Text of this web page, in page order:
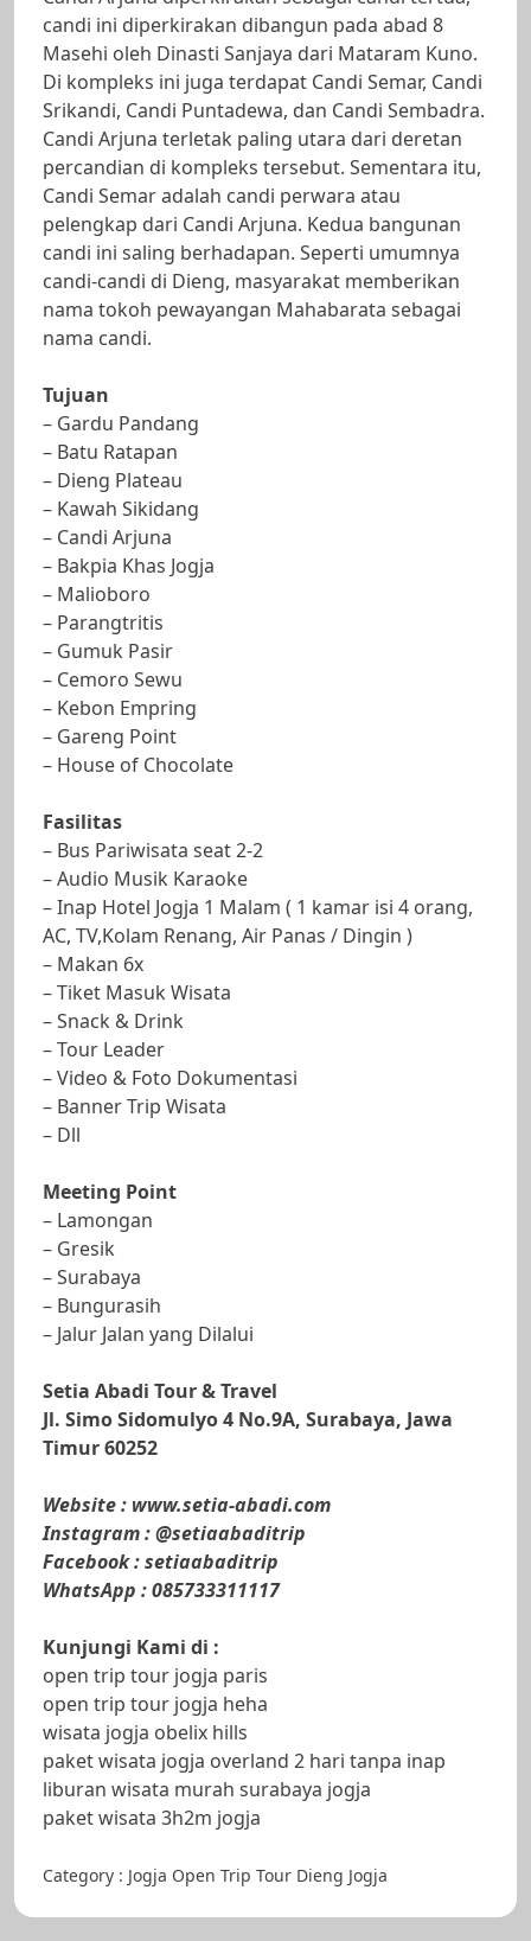
candi ini diperkirakan dibangun pada abad 8
Masehi oleh Dinasti Sanjaya dari Mataram Kuno.
Di kompleks ini juga terdapat Candi Semar, Candi
Srikandi, Candi Puntadewa, dan Candi Sembadra.
Candi Arjuna terletak paling utara dari deretan
percandian di kompleks tersebut. Sementara itu,
Candi Semar adalah candi perwara atau
pelengkap dari Candi Arjuna. Kedua bangunan
candi ini saling berhadapan. Seperti umumnya
candi-candi di Dieng, masyarakat memberikan
nama tokoh pewayangan Mahabarata sebagai
nama candi.
Tujuan
– Gardu Pandang
– Batu Ratapan
– Dieng Plateau
– Kawah Sikidang
– Candi Arjuna
– Bakpia Khas Jogja
– Malioboro
– Parangtritis
– Gumuk Pasir
– Cemoro Sewu
– Kebon Empring
– Gareng Point
– House of Chocolate
Fasilitas
– Bus Pariwisata seat 2-2
– Audio Musik Karaoke
– Inap Hotel Jogja 1 Malam ( 1 kamar isi 4 orang,
AC, TV,Kolam Renang, Air Panas / Dingin )
– Makan 6x
– Tiket Masuk Wisata
– Snack & Drink
– Tour Leader
– Video & Foto Dokumentasi
– Banner Trip Wisata
– Dll
Meeting Point
– Lamongan
– Gresik
– Surabaya
– Bungurasih
– Jalur Jalan yang Dilalui
Setia Abadi Tour & Travel
Jl. Simo Sidomulyo 4 No.9A, Surabaya, Jawa
Timur 60252
Website : www.setia-abadi.com
Instagram : @setiaabaditrip
Facebook : setiaabaditrip
WhatsApp : 085733311117
Kunjungi Kami di :
open trip tour jogja paris
open trip tour jogja heha
wisata jogja obelix hills
paket wisata jogja overland 2 hari tanpa inap
liburan wisata murah surabaya jogja
paket wisata 3h2m jogja
Category : Jogja Open Trip Tour Dieng Jogja